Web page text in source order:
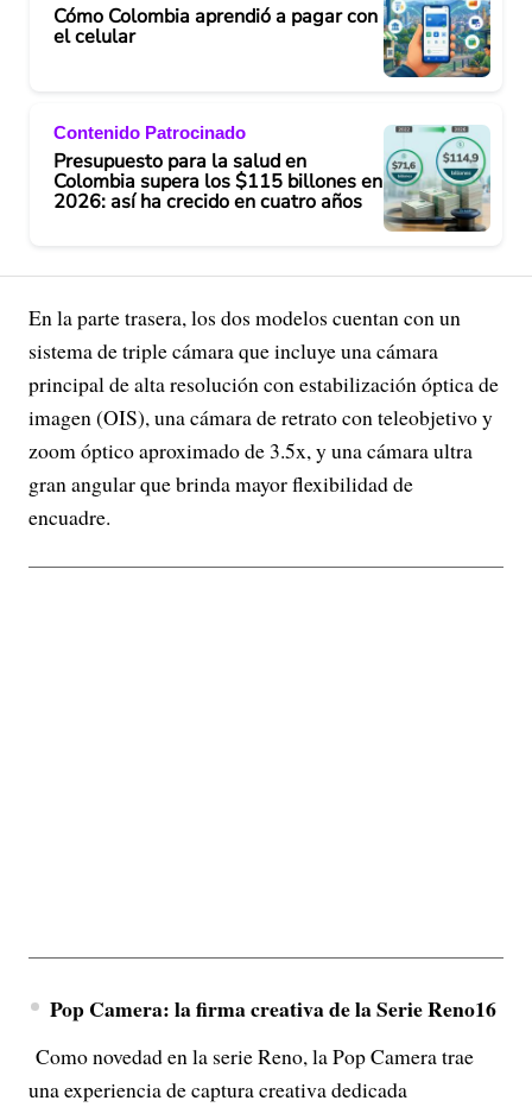
Cómo Colombia aprendió a pagar con
el celular
Contenido Patrocinado
Presupuesto para la salud en
Colombia supera los $115 billones en
2026: así ha crecido en cuatro años
En la parte trasera, los dos modelos cuentan con un
sistema de triple cámara que incluye una cámara
principal de alta resolución con estabilización óptica de
imagen (OIS), una cámara de retrato con teleobjetivo y
zoom óptico aproximado de 3.5x, y una cámara ultra
gran angular que brinda mayor flexibilidad de
encuadre.
Pop Camera: la firma creativa de la Serie Reno16
Como novedad en la serie Reno, la Pop Camera trae
una experiencia de captura creativa dedicada